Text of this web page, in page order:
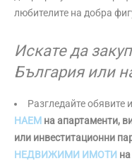
любителите на добра
Искате да
България или
Разгледайте обявите
НАЕМ на апартаменти,
или инвеститационни
НЕДВИЖИМИ ИМОТИ